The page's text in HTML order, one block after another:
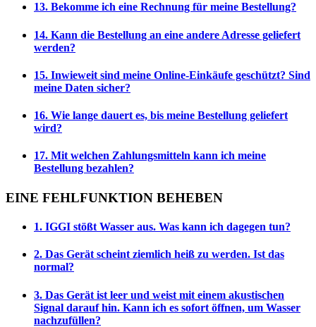
13. Bekomme ich eine Rechnung für meine Bestellung?
14. Kann die Bestellung an eine andere Adresse geliefert
werden?
15. Inwieweit sind meine Online-Einkäufe geschützt? Sind
meine Daten sicher?
16. Wie lange dauert es, bis meine Bestellung geliefert
wird?
17. Mit welchen Zahlungsmitteln kann ich meine
Bestellung bezahlen?
EINE FEHLFUNKTION BEHEBEN
1. IGGI stößt Wasser aus. Was kann ich dagegen tun?
2. Das Gerät scheint ziemlich heiß zu werden. Ist das
normal?
3. Das Gerät ist leer und weist mit einem akustischen
Signal darauf hin. Kann ich es sofort öffnen, um Wasser
nachzufüllen?